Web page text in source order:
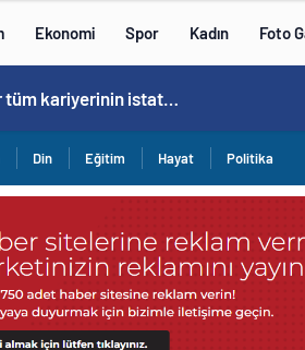
Ekonomi Spor Kadın Foto
Cristiano Ronaldo’nun akıllara zarar tüm kariyerinin istatistiğini çıkardık !
Din Eğitim Hayat Politika